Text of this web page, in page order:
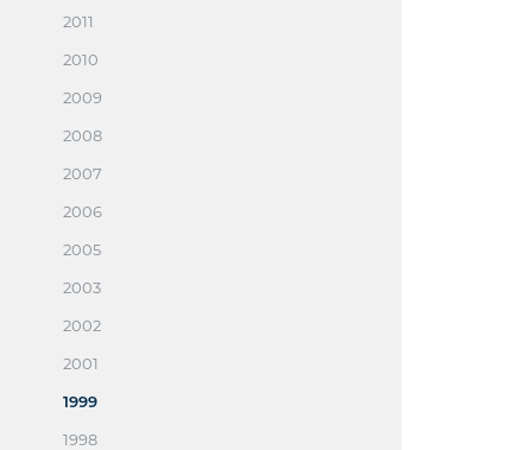
2011
2010
2009
2008
2007
2006
2005
2003
2002
2001
1999
1998